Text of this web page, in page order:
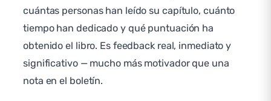
cuántas personas han leído su capítulo, cuánto
tiempo han dedicado y qué puntuación ha
obtenido el libro. Es feedback real, inmediato y
significativo — mucho más motivador que una
nota en el boletín.